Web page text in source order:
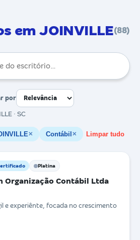
em JOINVILLE(88)
· SC
por
✕ Contábil ✕ Limpar tudo
Platina
Organização Contábil Ltda
e experiênte, focada no crescimento